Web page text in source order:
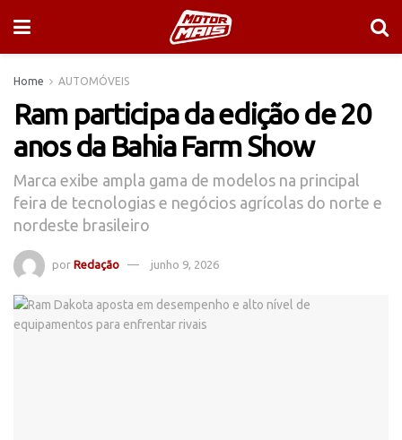
Home AUTOMÓVEIS
Ram participa da edição de 20
anos da Bahia Farm Show
Marca exibe ampla gama de modelos na principal
feira de tecnologias e negócios agrícolas do norte e
nordeste brasileiro
por Redação junho 9, 2026